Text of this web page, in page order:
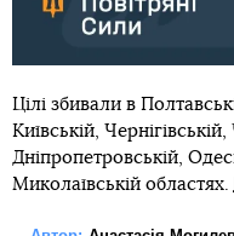
Цілі збивали в
Київській,
Дніпропетровській,
Миколаївській областях.